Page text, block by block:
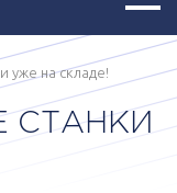
уже на складе!
СТАНКИ